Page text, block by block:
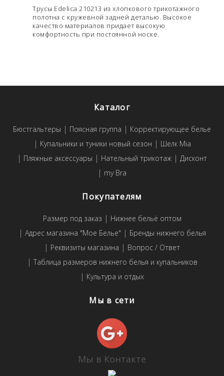
Трусы Edelica 210213 из хлопкового трикотажного
полотна с кружевной задней деталью. Высокое
качество материалов придает высокую
комфортность при постоянной носке.
Каталог
Бюстгальтеры Поясная группа
Корректирующее белье
Купальники и туники новый сезон
Шелк Mia
Пляжные аксессуары
Нательный трикотаж
Дисконт
my Bra
Покупателям
Размер под заказ
Нижнее бельё оптом
Адрес магазина "Мое Белье"
Бренды нижнего белья
Реквизиты магазина
Вопрос / Ответ
Таблица размеров нижнего белья и купальников
Культура и отдых
Мы в сети
Мы в Контакте